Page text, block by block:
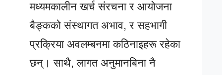
मध्यमकालीन खर्च संरचना र आयोजना
बैङ्कको संस्थागत अभाव, र सहभागी
प्रक्रिया अवलम्बनमा कठिनाइहरू रहेका
छन्। साथै, लागत अनुमानबिना नै